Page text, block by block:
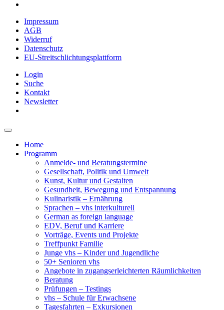
Impressum
AGB
Widerruf
Datenschutz
EU-Streitschlichtungsplattform
Login
Suche
Kontakt
Newsletter
Home
Programm
Anmelde- und Beratungstermine
Gesellschaft, Politik und Umwelt
Kunst, Kultur und Gestalten
Gesundheit, Bewegung und Entspannung
Kulinaristik – Ernährung
Sprachen – vhs interkulturell
German as foreign language
EDV, Beruf und Karriere
Vorträge, Events und Projekte
Treffpunkt Familie
Junge vhs – Kinder und Jugendliche
50+ Senioren vhs
Angebote in zugangserleichterten Räumlichkeiten
Beratung
Prüfungen – Testings
vhs – Schule für Erwachsene
Tagesfahrten – Exkursionen